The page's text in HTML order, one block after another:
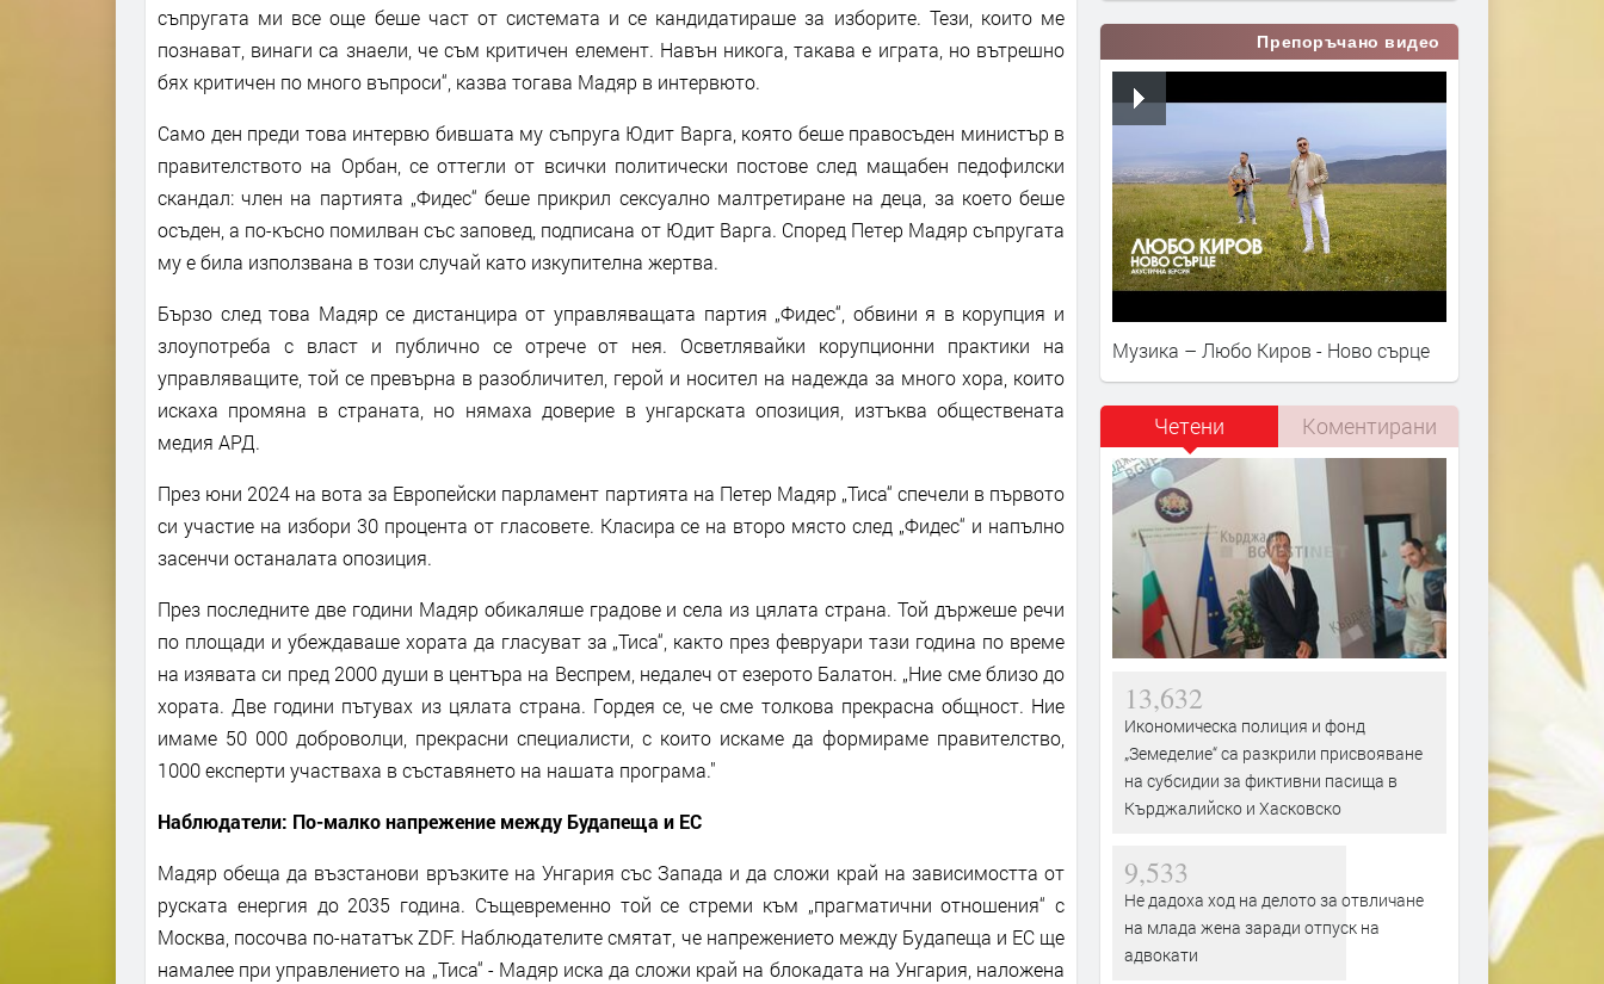
съпругата ми все още беше част от системата и се кандидатираше за изборите. Тези, които ме
познават, винаги са знаели, че съм критичен елемент. Навън никога, такава е играта, но вътрешно
бях критичен по много въпроси“, казва тогава Мадяр в интервюто.
Само ден преди това интервю бившата му съпруга Юдит Варга, която беше правосъден министър в
правителството на Орбан, се оттегли от всички политически постове след мащабен педофилски
скандал: член на партията „Фидес“ беше прикрил сексуално малтретиране на деца, за което беше
осъден, а по-късно помилван със заповед, подписана от Юдит Варга. Според Петер Мадяр съпругата
му е била използвана в този случай като изкупителна жертва.
Бързо след това Мадяр се дистанцира от управляващата партия „Фидес“, обвини я в корупция и
злоупотреба с власт и публично се отрече от нея. Осветлявайки корупционни практики на
управляващите, той се превърна в разобличител, герой и носител на надежда за много хора, които
искаха промяна в страната, но нямаха доверие в унгарската опозиция, изтъква обществената
медия АРД.
През юни 2024 на вота за Европейски парламент партията на Петер Мадяр „Тиса“ спечели в първото
си участие на избори 30 процента от гласовете. Класира се на второ място след „Фидес“ и напълно
засенчи останалата опозиция.
През последните две години Мадяр обикаляше градове и села из цялата страна. Той държеше речи
по площади и убеждаваше хората да гласуват за „Тиса“, както през февруари тази година по време
на изявата си пред 2000 души в центъра на Веспрем, недалеч от езерото Балатон. „Ние сме близо до
хората. Две години пътувах из цялата страна. Гордея се, че сме толкова прекрасна общност. Ние
имаме 50 000 доброволци, прекрасни специалисти, с които искаме да формираме правителство,
1000 експерти участваха в съставянето на нашата програма."
Наблюдатели: По-малко напрежение между Будапеща и ЕС
Мадяр обеща да възстанови връзките на Унгария със Запада и да сложи край на зависимостта от
руската енергия до 2035 година. Същевременно той се стреми към „прагматични отношения“ с
Москва, посочва по-нататък ZDF. Наблюдателите смятат, че напрежението между Будапеща и ЕС ще
намалее при управлението на „Тиса“ - Мадяр иска да сложи край на блокадата на Унгария, наложена
Препоръчано видео
Музика – Любо Киров - Ново сърце
Четени Коментирани
13,632
Икономическа полиция и фонд
„Земеделие“ са разкрили присвояване
на субсидии за фиктивни пасища в
Кърджалийско и Хасковско
9,533
Не дадоха ход на делото за отвличане
на млада жена заради отпуск на
адвокати